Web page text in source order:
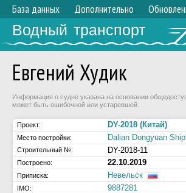
База данных Дополнительно
Водный транспорт
Евгений Худик
Информация о судне указана на основании
может быть ошибочной или устаревшей.
Проект: DY-2018 (Китай)
Место постройки: Dalian Dongyuan
Строительный №:
DY-2018-11
Построено: 22.10.2019
Приписка: Невельск
IMO: 9887281